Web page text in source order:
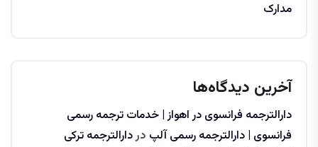
مدارک
آخرین دیدگاه‌ها
دارالترجمه فرانسوی در اهواز | خدمات ترجمه رسمی
فرانسوی | دارالترجمه رسمی آلپ دردارالترجمه ترکی